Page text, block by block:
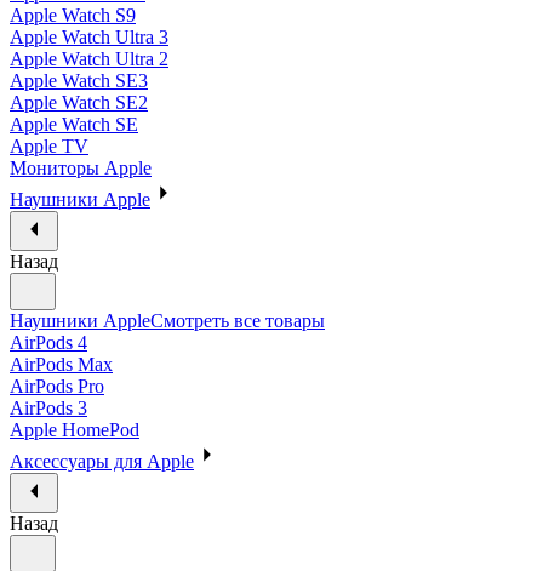
Apple Watch S9
Apple Watch Ultra 3
Apple Watch Ultra 2
Apple Watch SE3
Apple Watch SE2
Apple Watch SE
Apple TV
Мониторы Apple
Наушники Apple
Назад
Наушники AppleСмотреть все товары
AirPods 4
AirPods Max
AirPods Pro
AirPods 3
Apple HomePod
Аксессуары для Apple
Назад